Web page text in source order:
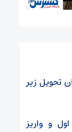
تحویل زیر
نرخ اول و واریز